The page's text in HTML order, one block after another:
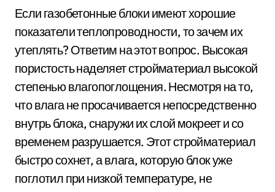
Если газобетонные блоки имеют хорошие
показатели теплопроводности, то зачем их
утеплять? Ответим на этот вопрос. Высокая
пористость наделяет стройматериал высокой
степенью влагопоглощения. Несмотря на то,
что влага не просачивается непосредственно
внутрь блока, снаружи их слой мокреет и со
временем разрушается. Этот стройматериал
быстро сохнет, а влага, которую блок уже
поглотил при низкой температуре, не